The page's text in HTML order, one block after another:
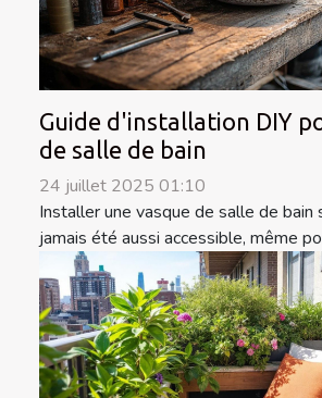
Guide d'installation DIY
de salle de bain
24 juillet 2025 01:10
Installer une vasque de salle de bain
jamais été aussi accessible, même